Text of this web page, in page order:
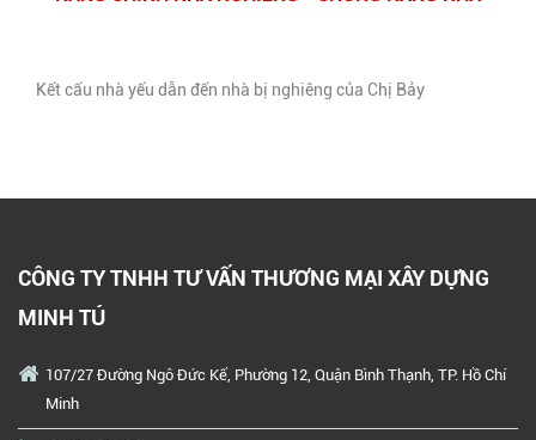
Kết cấu nhà yếu dẫn đến nhà bị nghiêng của Chị Bảy
CÔNG TY TNHH TƯ VẤN THƯƠNG MẠI XÂY DỰNG
MINH TÚ
107/27 Đường Ngô Đức Kế, Phường 12, Quận Bình Thạnh, TP. Hồ Chí
Minh